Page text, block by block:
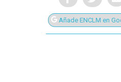
Presiona
Añade ENCLM en